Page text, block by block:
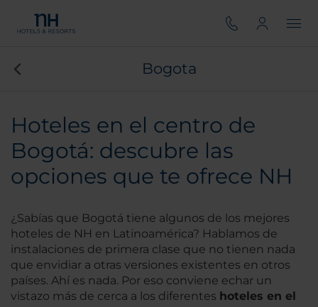
Bogota
Hoteles en el centro de
Bogotá: descubre las
opciones que te ofrece NH
¿Sabías que Bogotá tiene algunos de los mejores
hoteles de NH en Latinoamérica? Hablamos de
instalaciones de primera clase que no tienen nada
que envidiar a otras versiones existentes en otros
países. Ahí es nada. Por eso conviene echar un
vistazo más de cerca a los diferentes hoteles en el